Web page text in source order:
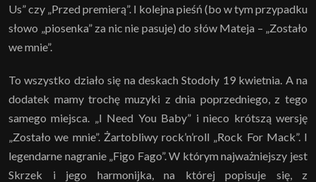
Us” czy „Przed premierą”. I kolejna pieśń (bo w tym przypadku
słowo „piosenka” za nic nie pasuje) do słów Mateja – „Zostało
we mnie”.
To wszystko działo się na deskach Stodoły 19 kwietnia. A na
dodatek mamy trochę muzyki z dnia poprzedniego, z tego
samego miejsca. „I Need You Baby” i nieco krótszą wersję
„Zostało we mnie”. Żartobliwy rock’n’roll „Rock For Mack”. I
legendarne nagranie „Figo Fago”. W którym najważniejszy jest
Skrzek i jego harmonijka, na której popisuje się, z